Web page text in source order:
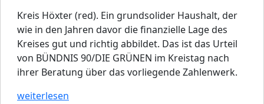
Kreis Höxter (red). Ein grundsolider Haushalt, der
wie in den Jahren davor die finanzielle Lage des
Kreises gut und richtig abbildet. Das ist das Urteil
von BÜNDNIS 90/DIE GRÜNEN im Kreistag nach
ihrer Beratung über das vorliegende Zahlenwerk.
weiterlesen